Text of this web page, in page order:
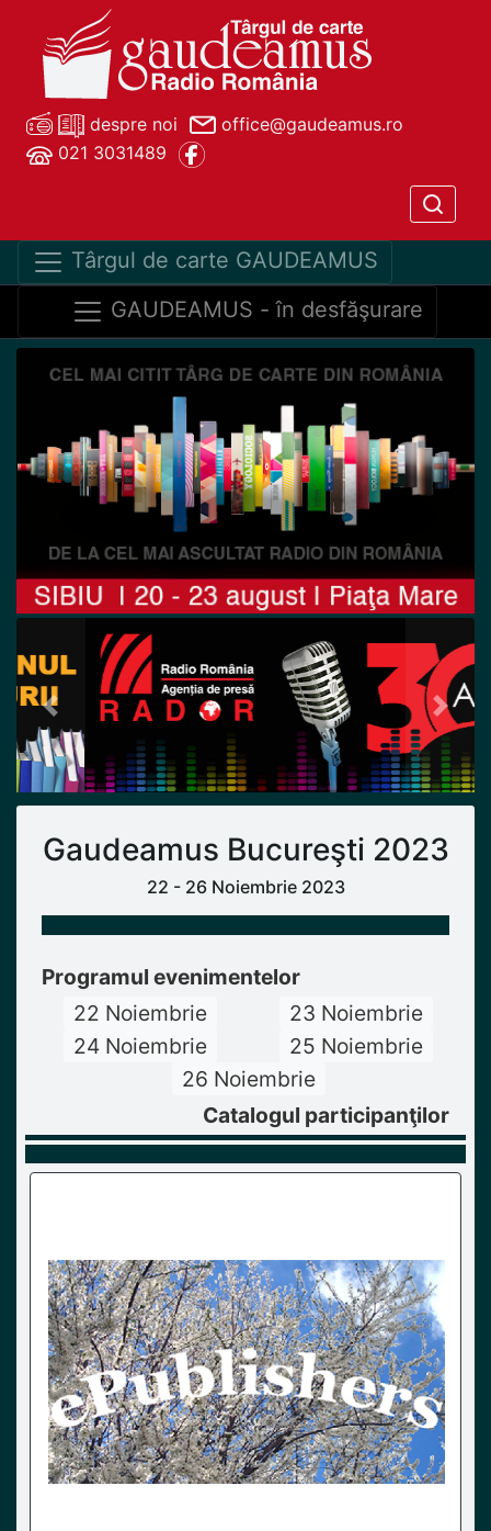
despre noi
office@gaudeamus.ro
021 3031489
Târgul de carte GAUDEAMUS
GAUDEAMUS - în desfăşurare
Previous Next
Gaudeamus Bucureşti 2023
22 - 26 Noiembrie 2023
Programul evenimentelor
22 Noiembrie
23 Noiembrie
24 Noiembrie
25 Noiembrie
26 Noiembrie
Catalogul participanţilor